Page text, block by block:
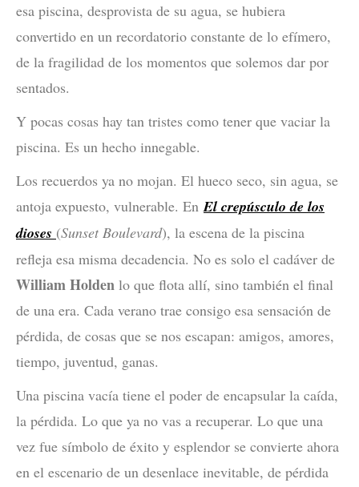
esa piscina, desprovista de su agua, se hubiera
convertido en un recordatorio constante de lo efímero,
de la fragilidad de los momentos que solemos dar por
sentados.
Y pocas cosas hay tan tristes como tener que vaciar la
piscina. Es un hecho innegable.
Los recuerdos ya no mojan. El hueco seco, sin agua, se
antoja expuesto, vulnerable. EnEl crepúsculo de los
dioses (Sunset Boulevard), la escena de la piscina
refleja esa misma decadencia. No es solo el cadáver de
William Holden lo que flota allí, sino también el final
de una era. Cada verano trae consigo esa sensación de
pérdida, de cosas que se nos escapan: amigos, amores,
tiempo, juventud, ganas.
Una piscina vacía tiene el poder de encapsular la caída,
la pérdida. Lo que ya no vas a recuperar. Lo que una
vez fue símbolo de éxito y esplendor se convierte ahora
en el escenario de un desenlace inevitable, de pérdida